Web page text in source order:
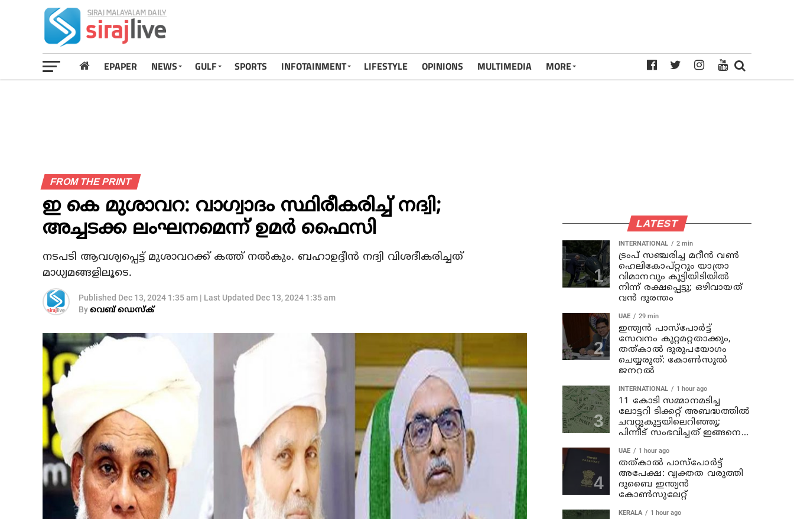
EPAPER NEWS GULF SPORTS INFOTAINMENT LIFESTYLE OPINIONS MULTIMEDIA MORE
FROM THE PRINT
ഇ കെ മുശാവറ: വാഗ്വാദം സ്ഥിരീകരിച്ച് നദ്വി;
അച്ചടക്ക ലംഘനമെന്ന് ഉമര്‍ ഫൈസി
നടപടി ആവശ്യപ്പെട്ട് മുശാവറക്ക് കത്ത് നല്‍കും. ബഹാഉദ്ദീന്‍ നദ്വി വിശദീകരിച്ചത്
മാധ്യമങ്ങളിലൂടെ.
Published Dec 13, 2024 1:35 am | Last Updated Dec 13, 2024 1:35 am
Byവെബ് ഡെസ്‌ക്
LATEST
INTERNATIONAL 2 min
ട്രംപ് സഞ്ചരിച്ച മറീൻ വൺ
ഹെലികോപ്റ്ററും യാത്രാ
വിമാനവും കൂട്ടിയിടിയിൽ
നിന്ന് രക്ഷപ്പെട്ടു; ഒഴിവായത്
വൻ ദുരന്തം
UAE 29 min
ഇന്ത്യൻ പാസ്‌പോർട്ട്
സേവനം കുറ്റമറ്റതാക്കും,
തത്കാൽ ദുരുപയോഗം
ചെയ്യരുത്: കോൺസുൽ
ജനറൽ
INTERNATIONAL 1 hour ago
11 കോടി സമ്മാനമടിച്ച
ലോട്ടറി ടിക്കറ്റ് അബദ്ധത്തിൽ
ചവറ്റുകുട്ടയിലെറിഞ്ഞു;
പിന്നീട് സംഭവിച്ചത് ഇങ്ങനെ...
UAE 1 hour ago
തത്കാൽ പാസ്പോർട്ട്
അപേക്ഷ: വ്യക്തത വരുത്തി
ദുബൈ ഇന്ത്യൻ
കോൺസുലേറ്റ്
KERALA 1 hour ago